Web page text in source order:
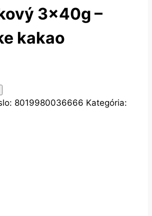
3x40g –
kakao
8019980036666 Kategória: